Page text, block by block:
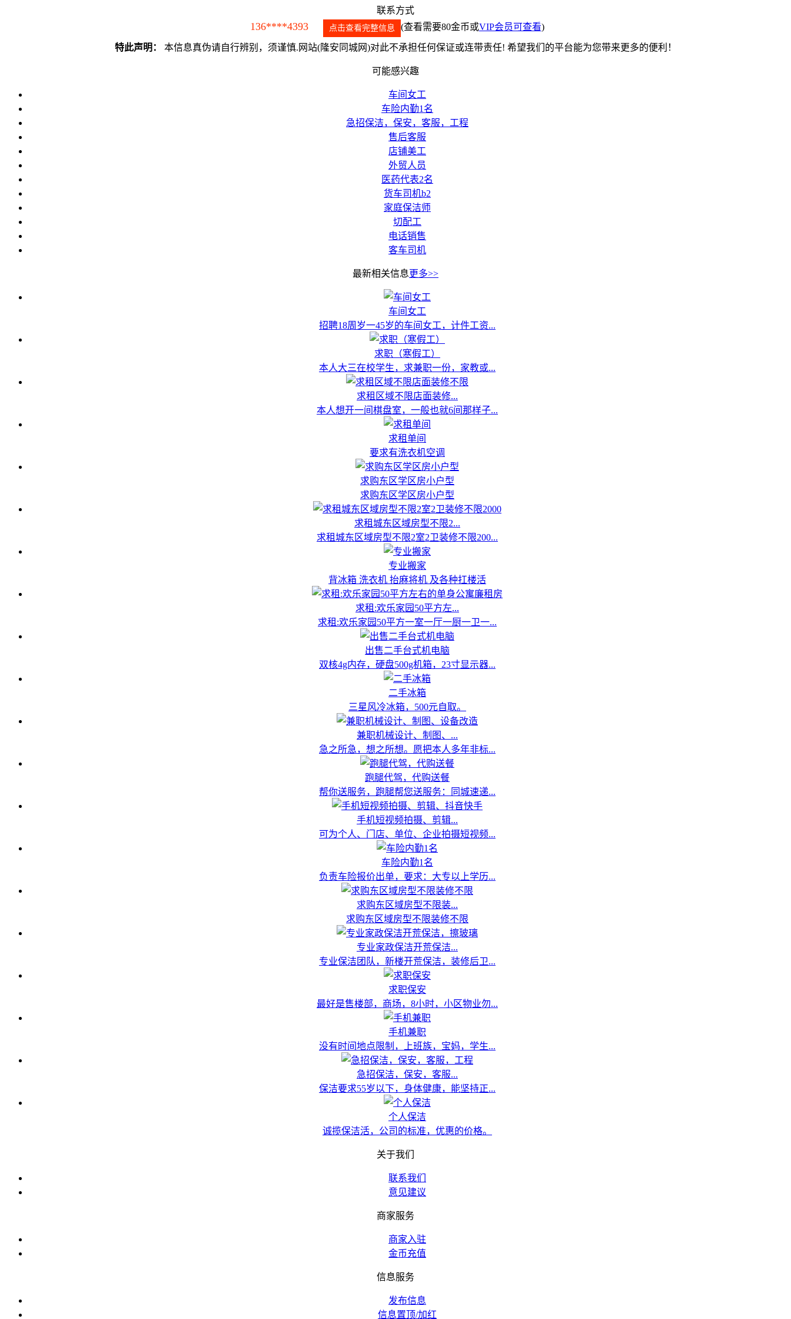
联系方式
136****4393 点击查看完整信息 (查看需要80金币或VIP会员可查看)
特此声明： 本信息真伪请自行辨别，须谨慎.网站(隆安同城网)对此不承担任何保证或连带责任! 希望我们的平台能为您带来更多的便利！
可能感兴趣
车间女工
车险内勤1名
急招保洁，保安，客服，工程
售后客服
店铺美工
外贸人员
医药代表2名
货车司机b2
家庭保洁师
切配工
电话销售
客车司机
最新相关信息更多>>
车间女工
招聘18周岁一45岁的车间女工，计件工资...
求职（寒假工）
本人大三在校学生，求兼职一份，家教或...
求租区域不限店面装修...
本人想开一间棋盘室，一般也就6间那样子...
求租单间
要求有洗衣机空调
求购东区学区房小户型
求购东区学区房小户型
求租城东区域房型不限2...
求租城东区域房型不限2室2卫装修不限200...
专业搬家
背冰箱 洗衣机 抬麻将机 及各种扛楼活
求租:欢乐家园50平方左...
求租:欢乐家园50平方一室一厅一厨一卫一...
出售二手台式机电脑
双核4g内存，硬盘500g机箱，23寸显示器...
二手冰箱
三星风冷冰箱，500元自取。
兼职机械设计、制图、...
急之所急，想之所想。愿把本人多年非标...
跑腿代驾，代购送餐
帮你送服务，跑腿帮您送服务：同城速递...
手机短视频拍摄、剪辑...
可为个人、门店、单位、企业拍摄短视频...
车险内勤1名
负责车险报价出单，要求：大专以上学历...
求购东区域房型不限装...
求购东区域房型不限装修不限
专业家政保洁开荒保洁...
专业保洁团队，新楼开荒保洁，装修后卫...
求职保安
最好是售楼部，商场，8小时，小区物业勿...
手机兼职
没有时间地点限制，上班族，宝妈，学生...
急招保洁，保安，客服...
保洁要求55岁以下，身体健康，能坚持正...
个人保洁
诚揽保洁活，公司的标准，优惠的价格。
关于我们
联系我们
意见建议
商家服务
商家入驻
金币充值
信息服务
发布信息
信息置顶/加红